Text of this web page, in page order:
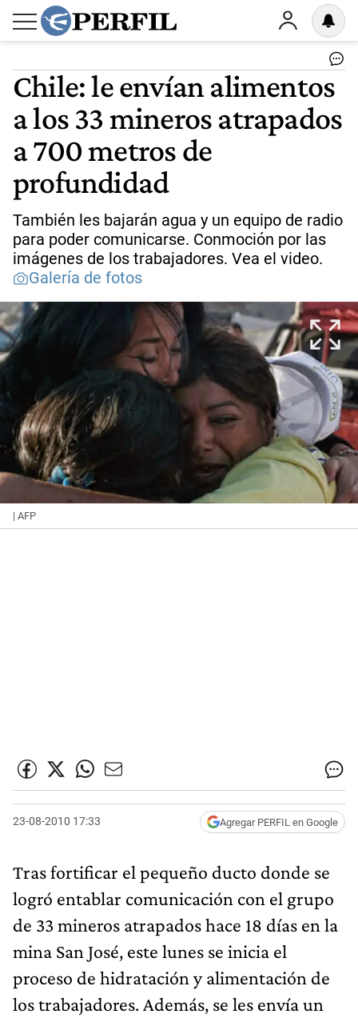
Chile: le envían alimentos
a los 33 mineros atrapados
a 700 metros de
profundidad
También les bajarán agua y un equipo de radio
para poder comunicarse. Conmoción por las
imágenes de los trabajadores. Vea el video.
Galería de fotos
| AFP
23-08-2010 17:33 Agregar PERFIL en Google
Tras fortificar el pequeño ducto donde se
logró entablar comunicación con el grupo
de 33 mineros atrapados hace 18 días en la
mina San José, este lunes se inicia el
proceso de hidratación y alimentación de
los trabajadores. Además, se les envía un